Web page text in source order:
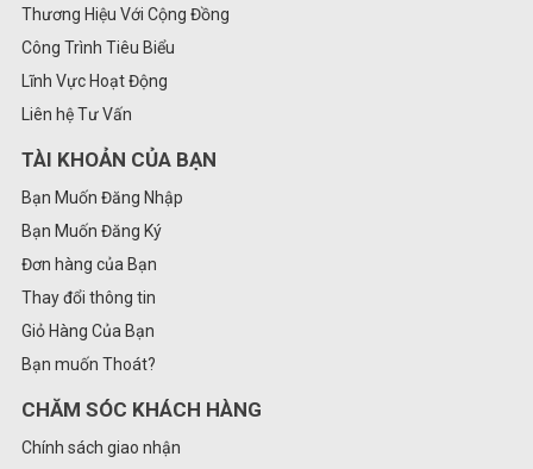
Thương Hiệu Với Cộng Đồng
Công Trình Tiêu Biểu
Lĩnh Vực Hoạt Động
Liên hệ Tư Vấn
TÀI KHOẢN CỦA BẠN
Bạn Muốn Đăng Nhập
Bạn Muốn Đăng Ký
Đơn hàng của Bạn
Thay đổi thông tin
Giỏ Hàng Của Bạn
Bạn muốn Thoát?
CHĂM SÓC KHÁCH HÀNG
Chính sách giao nhận